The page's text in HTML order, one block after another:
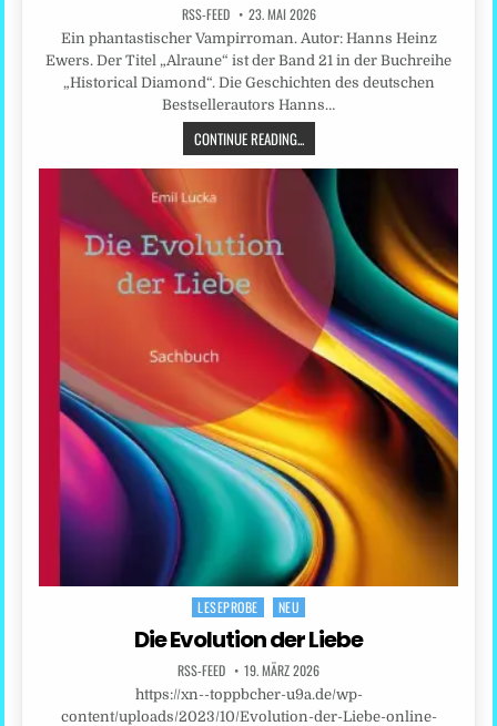
RSS-FEED 23. MAI 2026
Ein phantastischer Vampirroman. Autor: Hanns Heinz
Ewers. Der Titel „Alraune“ ist der Band 21 in der Buchreihe
„Historical Diamond“. Die Geschichten des deutschen
Bestsellerautors Hanns…
CONTINUE READING...
Posted
LESEPROBE NEU
Die Evolution der Liebe
RSS-FEED 19. MÄRZ 2026
https://xn--toppbcher-u9a.de/wp-
content/uploads/2023/10/Evolution-der-Liebe-online-